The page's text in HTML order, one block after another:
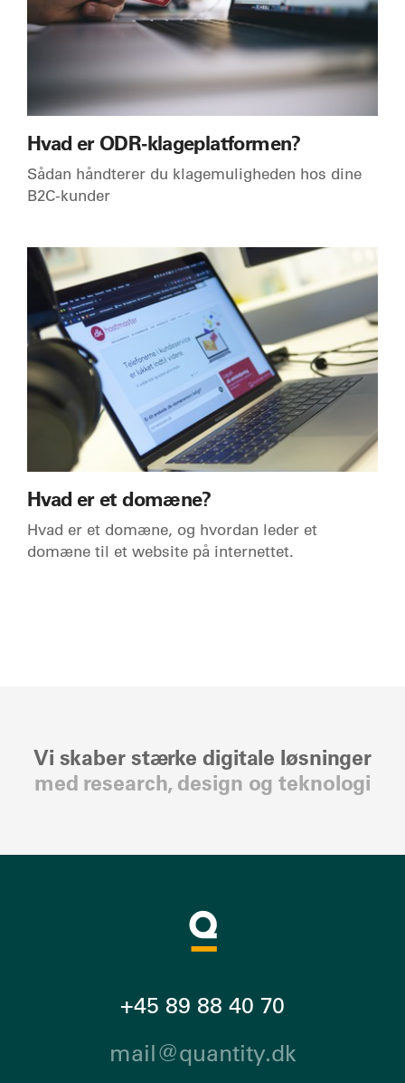
Hvad er ODR-klageplatformen?
Sådan håndterer du klagemuligheden hos dine
B2C-kunder
Hvad er et domæne?
Hvad er et domæne, og hvordan leder et
domæne til et website på internettet.
Vi skaber stærke digitale løsninger
med research, design og teknologi
+45 89 88 40 70
mail@quantity.dk